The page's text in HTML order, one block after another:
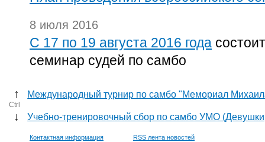
8 июля 2016
C 17 по 19 августа 2016 года
семинар судей по самбо
↑ Международный турнир по самбо "Мемориал
Ctrl
↓ Учебно-тренировочный сбор по самбо УМО
Контактная информация
RSS лента новостей